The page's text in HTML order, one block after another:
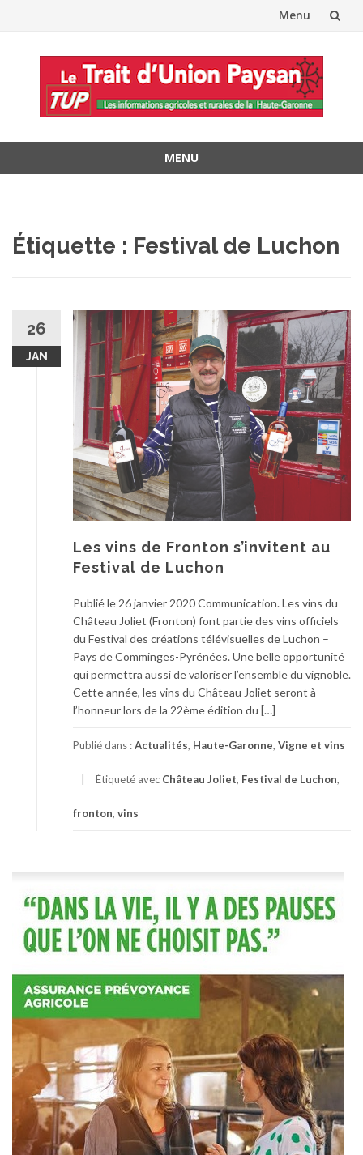
Menu
contenu
MENU
Étiquette : Festival de Luchon
26
JAN
Les vins de Fronton s’invitent au
Festival de Luchon
Publié le 26 janvier 2020 Communication. Les vins du
Château Joliet (Fronton) font partie des vins officiels
du Festival des créations télévisuelles de Luchon –
Pays de Comminges-Pyrénées. Une belle opportunité
qui permettra aussi de valoriser l’ensemble du vignoble.
Cette année, les vins du Château Joliet seront à
l’honneur lors de la 22ème édition du […]
Publié dans :Actualités, Haute-Garonne, Vigne et vins
Étiqueté avec Château Joliet, Festival de Luchon,
fronton, vins